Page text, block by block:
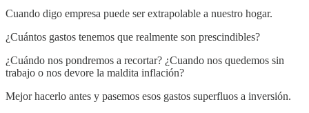
Cuando digo empresa puede ser extrapolable a nuestro hogar.
¿Cuántos gastos tenemos que realmente son prescindibles?
¿Cuándo nos pondremos a recortar? ¿Cuando nos quedemos sin
trabajo o nos devore la maldita inflación?
Mejor hacerlo antes y pasemos esos gastos superfluos a inversión.